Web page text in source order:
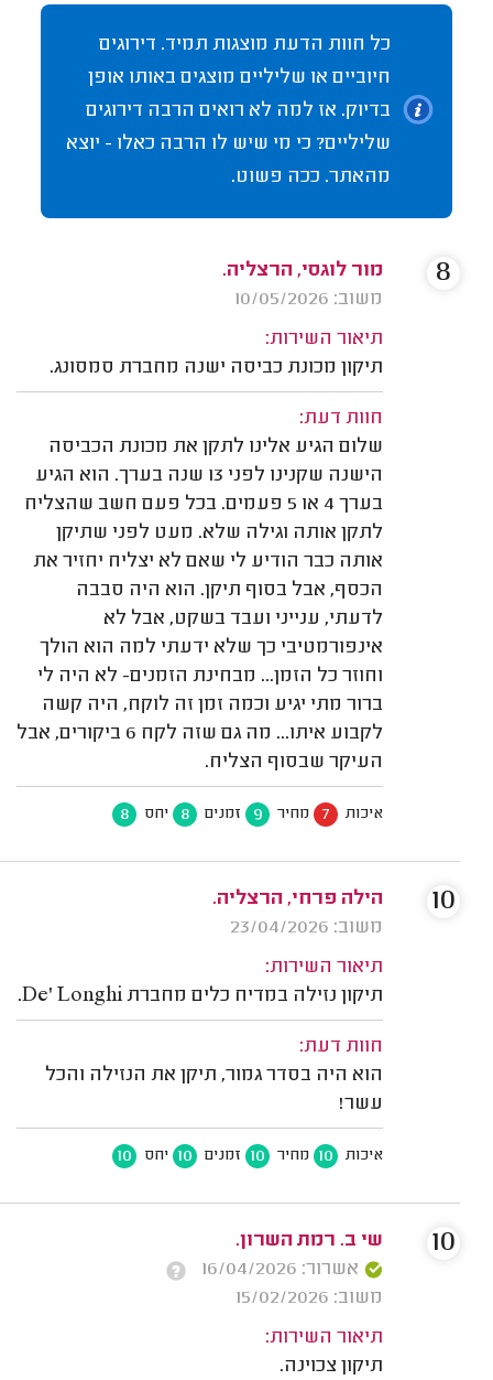
כל חוות הדעת מוצגות תמיד. דירוגים
חיוביים או שליליים מוצגים באותו אופן
בדיוק. אז למה לא רואים הרבה דירוגים
שליליים? כי מי שיש לו הרבה כאלו - יוצא
מהאתר. ככה פשוט.
מור לוגסי, הרצליה.
משוב: 10/05/2026
תיאור השירות:
תיקון מכונת כביסה ישנה מחברת סמסונג.
חוות דעת:
שלום הגיע אלינו לתקן את מכונת הכביסה
הישנה שקנינו לפני 13 שנה בערך. הוא הגיע
בערך 4 או 5 פעמים. בכל פעם חשב שהצליח
לתקן אותה וגילה שלא. מעט לפני שתיקן
אותה כבר הודיע לי שאם לא יצליח יחזיר את
הכסף, אבל בסוף תיקן. הוא היה סבבה
לדעתי, ענייני ועבד בשקט, אבל לא
אינפורמטיבי כך שלא ידעתי למה הוא הולך
וחוזר כל הזמן... מבחינת הזמנים- לא היה לי
ברור מתי יגיע וכמה זמן זה לוקח, היה קשה
לקבוע איתו... מה גם שזה לקח 6 ביקורים, אבל
העיקר שבסוף הצליח.
איכות 7 מחיר 9 זמנים 8 יחס 8
8
הילה פרחי, הרצליה.
משוב: 23/04/2026
תיאור השירות:
תיקון נזילה במדיח כלים מחברת De' Longhi.
חוות דעת:
הוא היה בסדר גמור, תיקן את הנזילה והכל
עשר!
איכות 10 מחיר 10 זמנים 10 יחס 10
10
שי ב. רמת השרון.
אשרור: 16/04/2026
משוב: 15/02/2026
תיאור השירות:
תיקון צכוינה.
10